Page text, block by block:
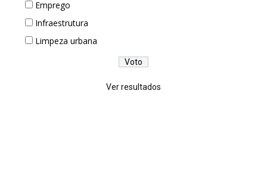
Emprego
Infraestrutura
Limpeza urbana
Ver resultados